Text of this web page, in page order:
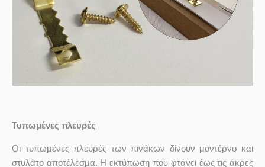
Τυπωμένες πλευρές
Οι τυπωμένες πλευρές των πινάκων δίνουν μοντέρνο και
στυλάτο αποτέλεσμα. Η εκτύπωση που φτάνει έως τις άκρες